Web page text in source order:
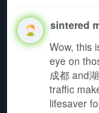
sintered
Wow, this
eye on
成都 and
traffic
lifesaver